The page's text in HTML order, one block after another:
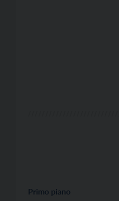
Primo piano